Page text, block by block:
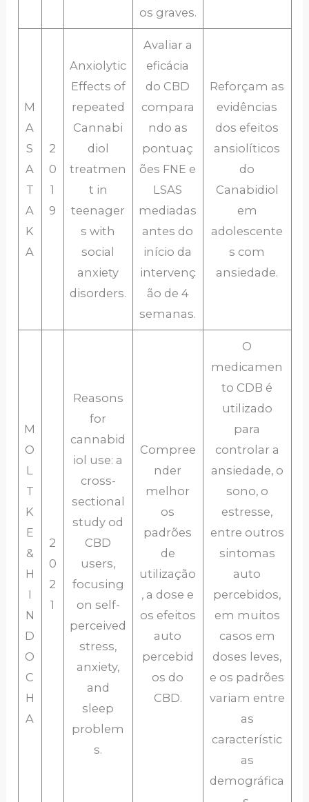
os graves.
M
A
S
A
T
A
K
A
2
0
1
9
Anxiolytic
Effects of
repeated
Cannabi
diol
treatmen
t in
teenager
s with
social
anxiety
disorders.
Avaliar a
eficácia
do CBD
compara
ndo as
pontuaç
ões FNE e
LSAS
mediadas
antes do
início da
intervenç
ão de 4
semanas.
Reforçam as
evidências
dos efeitos
ansiolíticos
do
Canabidiol
em
adolescente
s com
ansiedade.
M
O
L
T
K
E
&
H
I
N
D
O
C
H
A
2
0
2
1
Reasons
for
cannabid
iol use: a
cross-
sectional
study od
CBD
users,
focusing
on self-
perceived
stress,
anxiety,
and
sleep
problem
s.
Compree
nder
melhor
os
padrões
de
utilização
, a dose e
os efeitos
auto
percebid
os do
CBD.
O
medicamen
to CDB é
utilizado
para
controlar a
ansiedade, o
sono, o
estresse,
entre outros
sintomas
auto
percebidos,
em muitos
casos em
doses leves,
e os padrões
variam entre
as
característic
as
demográfica